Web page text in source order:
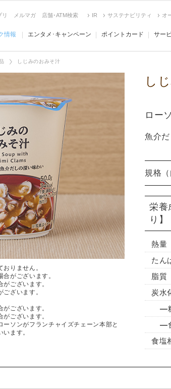
リ メルマガ 店舗･ATM検索 IR サステナビリティ オ
情報 エンタメ･キャンペーン ポイントカード サー
しじみのおみそ汁
りません。
がございます。
ございます。
ざいます。
ございます。
ございます。
ソンがフランチャイズチェーン本部と
ます。
し
ロー
魚介
規格（
栄養
り】
熱量
たん
脂質
炭水
食塩